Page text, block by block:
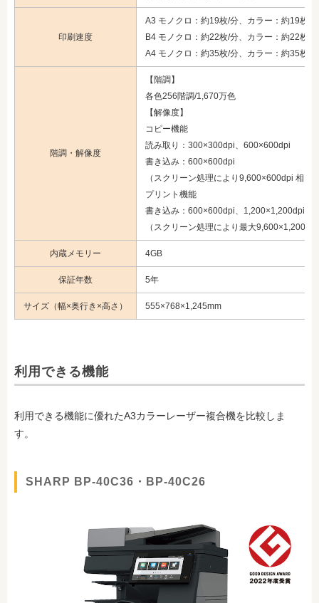
印刷速度
A3 モノクロ：約19枚/分、カラー：約19枚/分
B4 モノクロ：約22枚/分、カラー：約22枚/分
A4 モノクロ：約35枚/分、カラー：約35枚/分
階調・解像度
【階調】
各色256階調/1,670万色
【解像度】
コピー機能
読み取り：300×300dpi、600×600dpi
書き込み：600×600dpi
（スクリーン処理により9,600×600dpi 相当
プリント機能
書き込み：600×600dpi、1,200×1,200dpi
（スクリーン処理により最大
内蔵メモリー 4GB
保証年数 5年
サイズ（幅×奥行き×高さ） 555×768×1,245mm
利用できる機能
利用できる機能に優れたA3カラーレーザー複合機を比較しま
す。
SHARP BP-40C36・BP-40C26